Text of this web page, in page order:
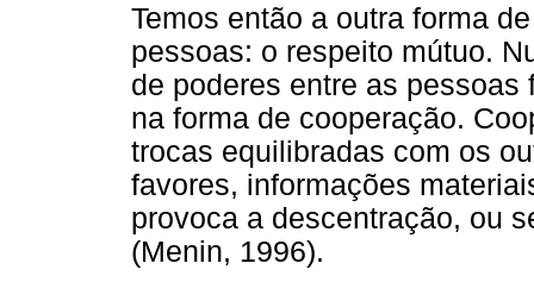
Temos então a outra forma
pessoas: o respeito mútuo.
de poderes entre as
na forma de cooperação.
trocas equilibradas com os
favores, informações
provoca a descentração, ou
(Menin, 1996).